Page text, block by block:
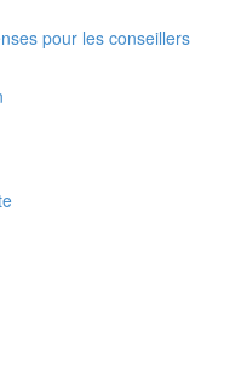
pour les conseillers